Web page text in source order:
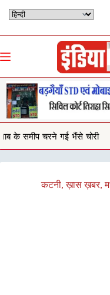
करोड़पति बाबू के ठिकाने
कटनी,ख़ास ख़बर,